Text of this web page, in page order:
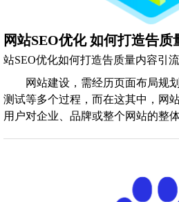
网站SEO优化 如何打造告质
站SEO优化如何打造告质量内容引流
网站建设，需经历页面布局规
测试等多个过程，而在这其中，网
用户对企业、品牌或整个网站的整